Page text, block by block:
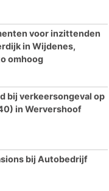
voor inzittenden
in Wijdenes,
omhoog
bij verkeersongeval op
in Wervershoof
bij Autobedrijf